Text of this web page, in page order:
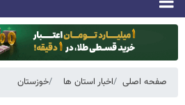
صفحه اصلی اخبار استان ها خوزستان